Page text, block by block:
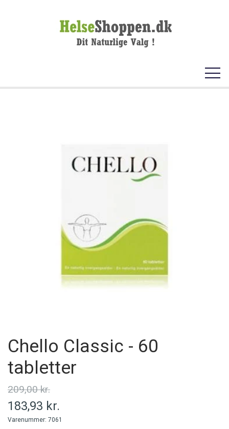
KOSTTILSKUD
MINERALER
PERSONLIG PLEJE
Chello Classic - 60
tabletter
209,00 kr.
183,93 kr.
Varenummer: 7061